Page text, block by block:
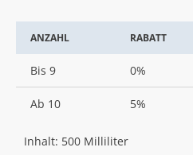
ANZAHL RABATT
Bis 9 0%
Ab 10 5%
Inhalt: 500 Milliliter